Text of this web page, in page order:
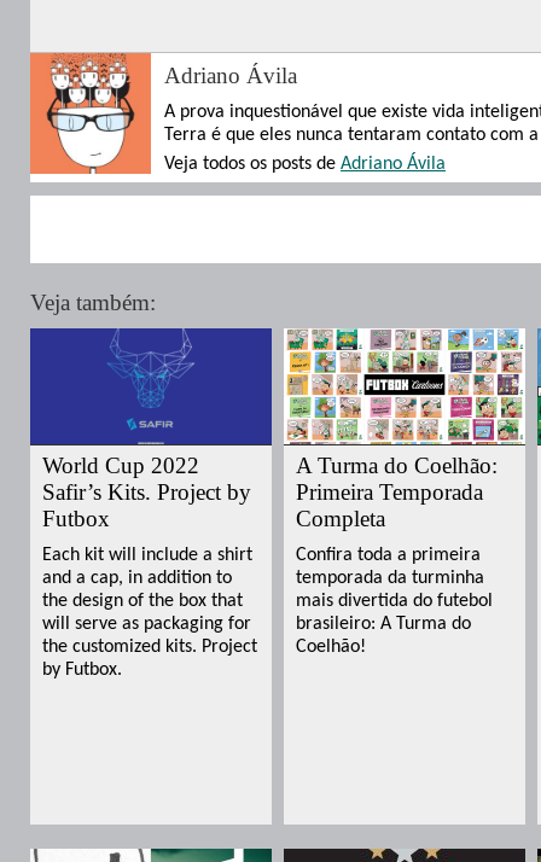
Adriano Ávila
A prova inquestionável que existe vida
Terra é que eles nunca tentaram contato com
Veja todos os posts de Adriano Ávila
Veja também:
World Cup 2022
Safir’s Kits. Project by
Futbox
Each kit will include a shirt
and a cap, in addition to
the design of the box that
will serve as packaging for
the customized kits. Project
by Futbox.
A Turma do Coelhão:
Primeira Temporada
Completa
Confira toda a primeira
temporada da turminha
mais divertida do futebol
brasileiro: A Turma do
Coelhão!